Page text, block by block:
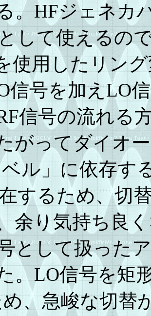
。HFジェネカ
して使えるの
使用したリン
信号を加えLO
信号の流れる
がってダイオ
ル」に依存す
するため、切
余り気持ち良
として扱った
。LO信号を矩
、急峻な切替